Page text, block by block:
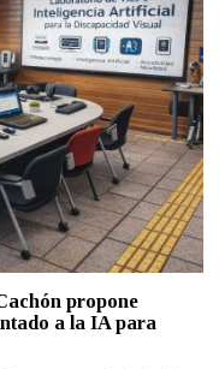
propone
a la IA para